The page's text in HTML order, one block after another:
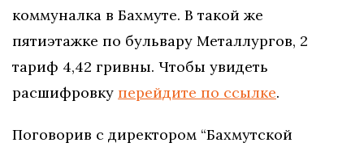
коммуналка в Бахмуте. В такой же
пятиэтажке по бульвару Металлургов, 2
тариф 4,42 гривны. Чтобы увидеть
расшифровку перейдите по ссылке.
Поговорив с директором “Бахмутской